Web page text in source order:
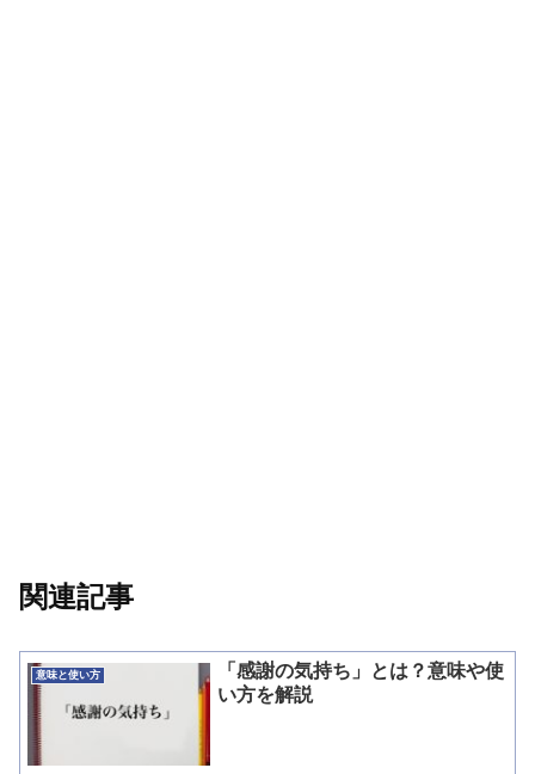
関連記事
意味と使い方
「感謝の気持ち」とは？意味や使
い方を解説